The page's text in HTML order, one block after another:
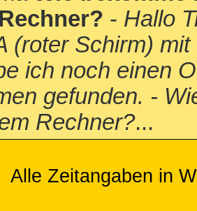
- Hallo
(roter Schirm)
ich noch einen
gefunden. -
Rechner?...
Alle Zeitangaben in